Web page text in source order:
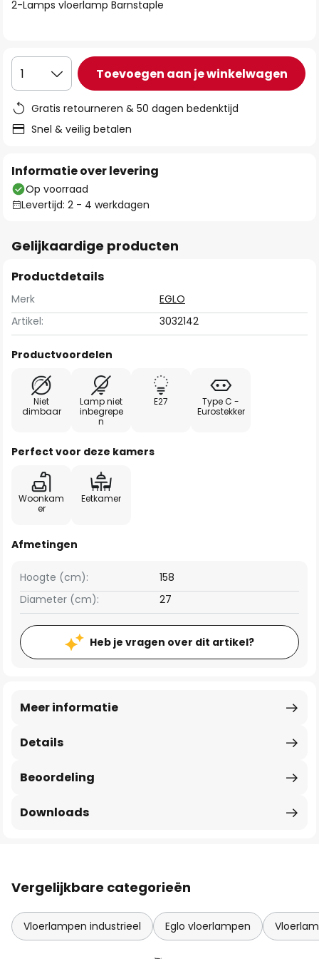
gallerij
2-Lamps vloerlamp Barnstaple
1 Toevoegen aan je winkelwagen
Gratis retourneren & 50 dagen bedenktijd
Snel & veilig betalen
Informatie over levering
Op voorraad
Levertijd: 2 - 4 werkdagen
Gelijkaardige producten
Productdetails
Merk
EGLO
Artikel:
3032142
Productvoordelen
Niet
dimbaar
Lamp niet
inbegrepe
n
E27
Type C -
Eurostekker
Perfect voor deze kamers
Woonkam
er
Eetkamer
Afmetingen
Hoogte (cm):
158
Diameter (cm):
27
Heb je vragen over dit artikel?
Details
Meer informatie
Beoordeling
Downloads
Vergelijkbare categorieën
Vloerlampen industrieel Eglo vloerlampen